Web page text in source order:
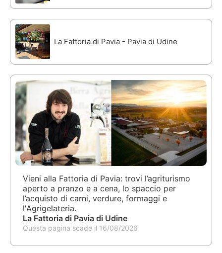
La Fattoria di Pavia - Pavia di Udine
Vieni alla Fattoria di Pavia: trovi l’agriturismo
aperto a pranzo e a cena, lo spaccio per
l’acquisto di carni, verdure, formaggi e
l'Agrigelateria.
La Fattoria di Pavia di Udine
Questa pagina scade il 16/08/2026